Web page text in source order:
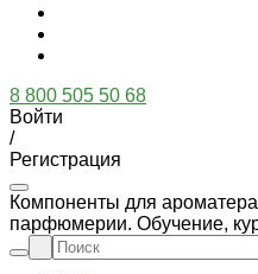
8 800 505 50 68
Войти
/
Регистрация
Компоненты для
парфюмерии. Обучение,